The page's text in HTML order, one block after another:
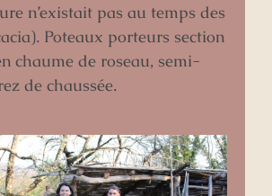
n’existait pas au temps des
Poteaux porteurs section
chaume de roseau, semi-
de chaussée.